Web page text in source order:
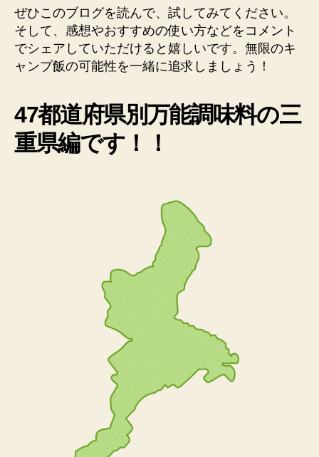
ぜひこのブログを読んで、試してみてください。
そして、感想やおすすめの使い方などをコメント
でシェアしていただけると嬉しいです。無限のキ
ャンプ飯の可能性を一緒に追求しましょう！
47都道府県別万能調味料の三
重県編です！！